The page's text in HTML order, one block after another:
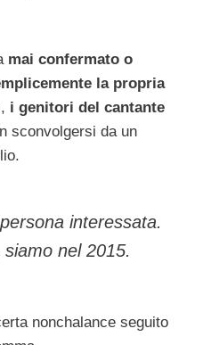
mai confermato o
la propria
i genitori del cantante
sconvolgersi da un
interessata.
nel 2015.
nonchalance seguito